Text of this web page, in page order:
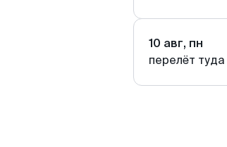
10 авг, пн
перелёт туда